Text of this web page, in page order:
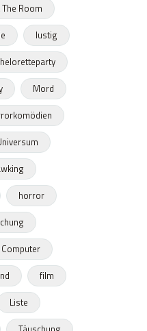
The Room
lustig
Mord
horror
Computer
film
Liste